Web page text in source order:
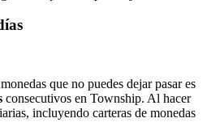
que no puedes dejar pasar es
consecutivos en Township. Al hacer
incluyendo carteras de monedas